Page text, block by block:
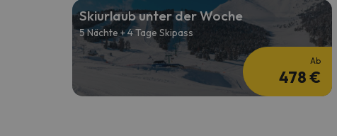
Skiurlaub unter der Woche
5 Nächte + 4 Tage Skipass
Ab
478 €